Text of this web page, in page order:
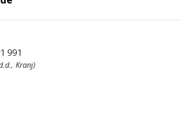
991
Kranj)